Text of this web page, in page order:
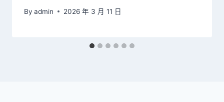
By admin 2026 年 3 月 11 日